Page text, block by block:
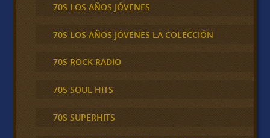
70S LOS AÑOS JÓVENES
70S LOS AÑOS JÓVENES LA COLECCIÓN
70S ROCK RADIO
70S SOUL HITS
70S SUPERHITS